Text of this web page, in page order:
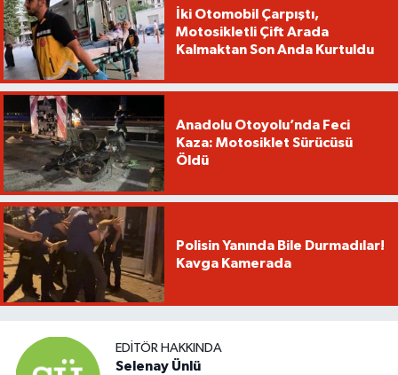
İki Otomobil Çarpıştı,
Motosikletli Çift Arada
Kalmaktan Son Anda Kurtuldu
Anadolu Otoyolu’nda Feci
Kaza: Motosiklet Sürücüsü
Öldü
Polisin Yanında Bile Durmadılar!
Kavga Kamerada
EDITÖR HAKKINDA
Selenay Ünlü